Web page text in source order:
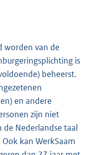
worden van de
is
beheerst.
en andere
zijn niet
de Nederlandse taal
kan WerkSaam